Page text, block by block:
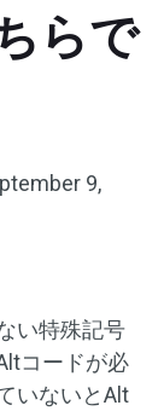
らで
9,
い特殊記号
コードが必
いないとAlt